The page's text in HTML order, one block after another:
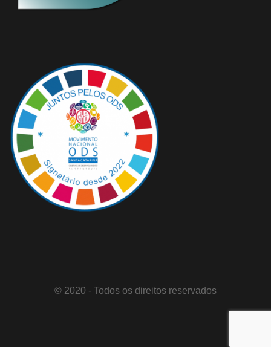
© 2020 - Todos os direitos reservados